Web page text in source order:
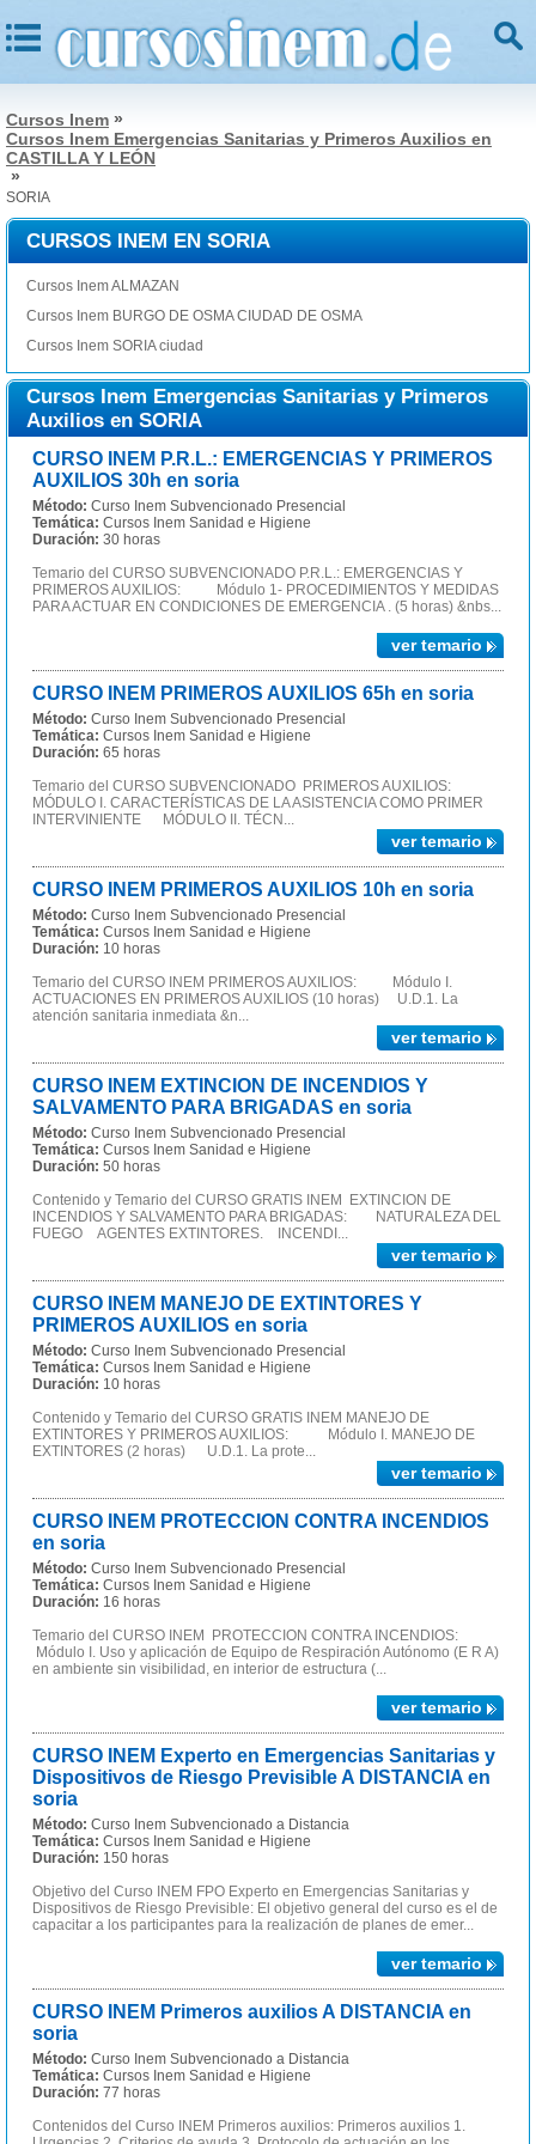
Cursos Inem »
Cursos Inem Emergencias Sanitarias y Primeros Auxilios en
CASTILLA Y LEÓN
»
SORIA
CURSOS INEM EN SORIA
Cursos Inem ALMAZAN
Cursos Inem BURGO DE OSMA CIUDAD DE OSMA
Cursos Inem SORIA ciudad
Cursos Inem Emergencias Sanitarias y Primeros
Auxilios en SORIA
CURSO INEM P.R.L.: EMERGENCIAS Y PRIMEROS
AUXILIOS 30h en soria
Método: Curso Inem Subvencionado Presencial
Temática: Cursos Inem Sanidad e Higiene
Duración: 30 horas
Temario del CURSO SUBVENCIONADO P.R.L.: EMERGENCIAS Y
PRIMEROS AUXILIOS: Módulo 1- PROCEDIMIENTOS Y MEDIDAS
PARA ACTUAR EN CONDICIONES DE EMERGENCIA . (5 horas) &nbs...
ver temario
CURSO INEM PRIMEROS AUXILIOS 65h en soria
Método: Curso Inem Subvencionado Presencial
Temática: Cursos Inem Sanidad e Higiene
Duración: 65 horas
Temario del CURSO SUBVENCIONADO PRIMEROS AUXILIOS:
MÓDULO I. CARACTERÍSTICAS DE LA ASISTENCIA COMO PRIMER
INTERVINIENTE MÓDULO II. TÉCN...
ver temario
CURSO INEM PRIMEROS AUXILIOS 10h en soria
Método: Curso Inem Subvencionado Presencial
Temática: Cursos Inem Sanidad e Higiene
Duración: 10 horas
Temario del CURSO INEM PRIMEROS AUXILIOS: Módulo I.
ACTUACIONES EN PRIMEROS AUXILIOS (10 horas) U.D.1. La
atención sanitaria inmediata &n...
ver temario
CURSO INEM EXTINCION DE INCENDIOS Y
SALVAMENTO PARA BRIGADAS en soria
Método: Curso Inem Subvencionado Presencial
Temática: Cursos Inem Sanidad e Higiene
Duración: 50 horas
Contenido y Temario del CURSO GRATIS INEM EXTINCION DE
INCENDIOS Y SALVAMENTO PARA BRIGADAS: NATURALEZA DEL
FUEGO AGENTES EXTINTORES. INCENDI...
ver temario
CURSO INEM MANEJO DE EXTINTORES Y
PRIMEROS AUXILIOS en soria
Método: Curso Inem Subvencionado Presencial
Temática: Cursos Inem Sanidad e Higiene
Duración: 10 horas
Contenido y Temario del CURSO GRATIS INEM MANEJO DE
EXTINTORES Y PRIMEROS AUXILIOS: Módulo I. MANEJO DE
EXTINTORES (2 horas) U.D.1. La prote...
ver temario
CURSO INEM PROTECCION CONTRA INCENDIOS
en soria
Método: Curso Inem Subvencionado Presencial
Temática: Cursos Inem Sanidad e Higiene
Duración: 16 horas
Temario del CURSO INEM PROTECCION CONTRA INCENDIOS:
Módulo I. Uso y aplicación de Equipo de Respiración Autónomo (E R A)
en ambiente sin visibilidad, en interior de estructura (...
ver temario
CURSO INEM Experto en Emergencias Sanitarias y
Dispositivos de Riesgo Previsible A DISTANCIA en
soria
Método: Curso Inem Subvencionado a Distancia
Temática: Cursos Inem Sanidad e Higiene
Duración: 150 horas
Objetivo del Curso INEM FPO Experto en Emergencias Sanitarias y
Dispositivos de Riesgo Previsible: El objetivo general del curso es el de
capacitar a los participantes para la realización de planes de emer...
ver temario
CURSO INEM Primeros auxilios A DISTANCIA en
soria
Método: Curso Inem Subvencionado a Distancia
Temática: Cursos Inem Sanidad e Higiene
Duración: 77 horas
Contenidos del Curso INEM Primeros auxilios: Primeros auxilios 1.